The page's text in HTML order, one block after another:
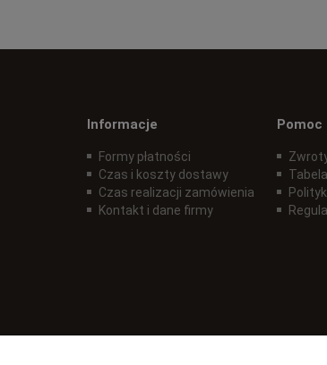
Informacje
Formy płatności
Czas i koszty dostawy
Czas realizacji zamówienia
Kontakt i dane firmy
Pomoc